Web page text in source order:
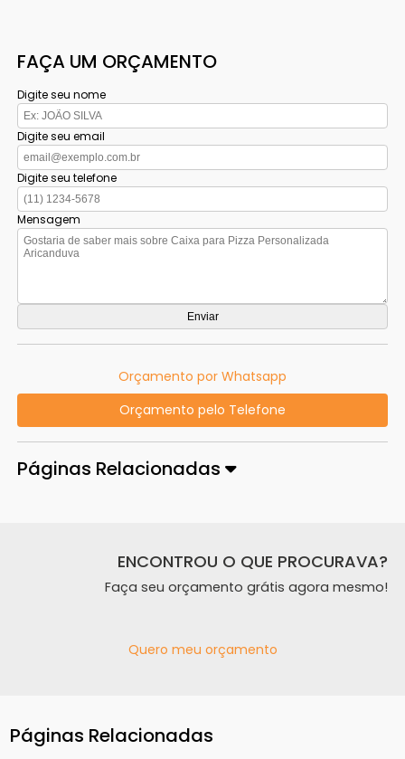
FAÇA UM ORÇAMENTO
Digite seu nome
Digite seu email
Digite seu telefone
Mensagem
Orçamento por Whatsapp
Orçamento pelo Telefone
Páginas Relacionadas
ENCONTROU O QUE PROCURAVA?
Faça seu orçamento grátis agora mesmo!
Quero meu orçamento
Páginas Relacionadas